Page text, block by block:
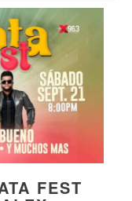
FEST